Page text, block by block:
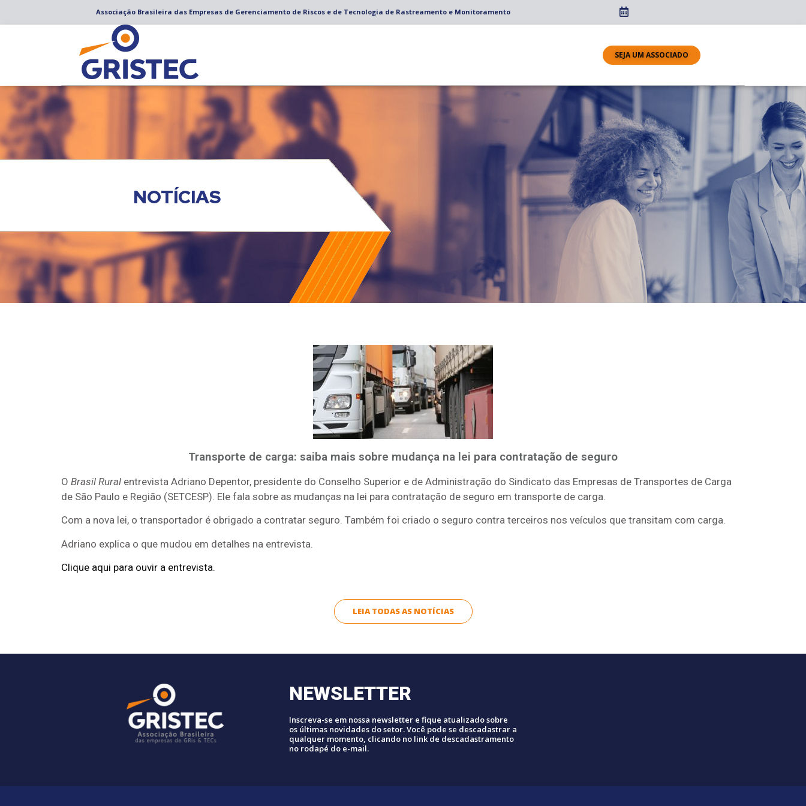
Associação Brasileira das Empresas de Gerenciamento de Riscos e de Tecnologia de Rastreamento e Monitoramento
SEJA UM ASSOCIADO
NOTÍCIAS
Transporte de carga: saiba mais sobre mudança na lei para contratação de seguro
O Brasil Rural entrevista Adriano Depentor, presidente do Conselho Superior e de Administração do Sindicato das Empresas de Transportes de Carga
de São Paulo e Região (SETCESP). Ele fala sobre as mudanças na lei para contratação de seguro em transporte de carga.
Com a nova lei, o transportador é obrigado a contratar seguro. Também foi criado o seguro contra terceiros nos veículos que transitam com carga.
Adriano explica o que mudou em detalhes na entrevista.
Clique aqui para ouvir a entrevista.
LEIA TODAS AS NOTÍCIAS
NEWSLETTER
Inscreva-se em nossa newsletter e fique atualizado sobre
os últimas novidades do setor. Você pode se descadastrar a
qualquer momento, clicando no link de descadastramento
no rodapé do e-mail.